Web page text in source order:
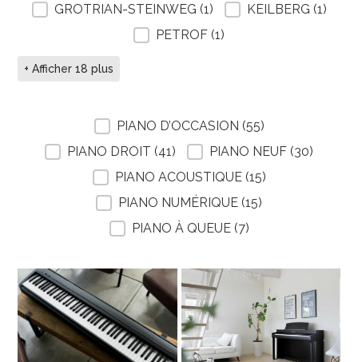
GROTRIAN-STEINWEG (1) KEILBERG (1)
PETROF (1)
+ Afficher 18 plus
FILTRE SELECTION PIANO
PIANO D’OCCASION (55)
PIANO DROIT (41) PIANO NEUF (30)
PIANO ACOUSTIQUE (15)
PIANO NUMÉRIQUE (15)
PIANO À QUEUE (7)